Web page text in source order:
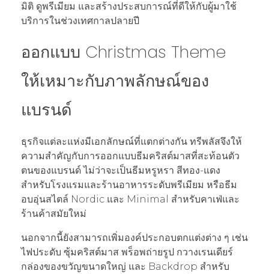
มิติ ดูพรีเมียม และสร้างประสบการณ์ที่ดีให้กับผู้มาใช้
บริการในช่วงเทศกาลปลายปี
ออกแบบ Christmas Theme
ให้เหมาะกับภาพลักษณ์ของ
แบรนด์
ธุรกิจแต่ละแห่งมีเอกลักษณ์ที่แตกต่างกัน ทรีพลัสจึงให้
ความสำคัญกับการออกแบบธีมคริสต์มาสที่สะท้อนตัว
ตนของแบรนด์ ไม่ว่าจะเป็นธีมหรูหรา สีทอง-แดง
สำหรับโรงแรมและร้านอาหารระดับพรีเมียม หรือธีม
อบอุ่นสไตล์ Nordic และ Minimal สำหรับคาเฟ่และ
ร้านค้าสมัยใหม่
นอกจากนี้ยังสามารถเพิ่มองค์ประกอบตกแต่งต่าง ๆ เช่น
ไฟประดับ ซุ้มคริสต์มาส พร็อพถ่ายรูป กวางเรนเดียร์
กล่องของขวัญขนาดใหญ่ และ Backdrop สำหรับ